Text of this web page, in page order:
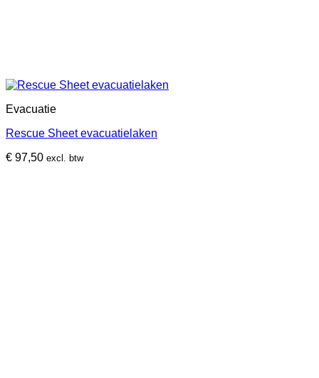
Evacuatie
Rescue Sheet evacuatielaken
€ 97,50 excl. btw